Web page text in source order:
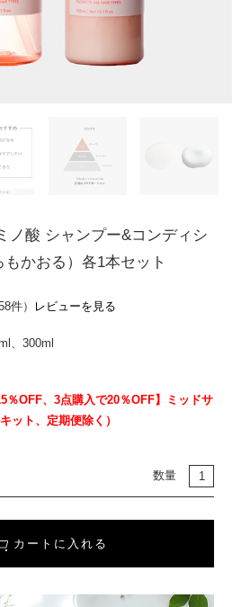
ノ酸 シャンプー&コンディシ
もかおる）各1本セット
件） レビューを見る
、300ml
％OFF、3点購入で20％OFF】ミッドサ
ット、定期便除く）
数量
カートに入れる